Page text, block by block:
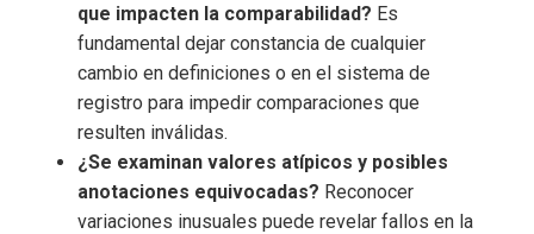
que impacten la comparabilidad? Es
fundamental dejar constancia de cualquier
cambio en definiciones o en el sistema de
registro para impedir comparaciones que
resulten inválidas.
¿Se examinan valores atípicos y posibles
anotaciones equivocadas? Reconocer
variaciones inusuales puede revelar fallos en la